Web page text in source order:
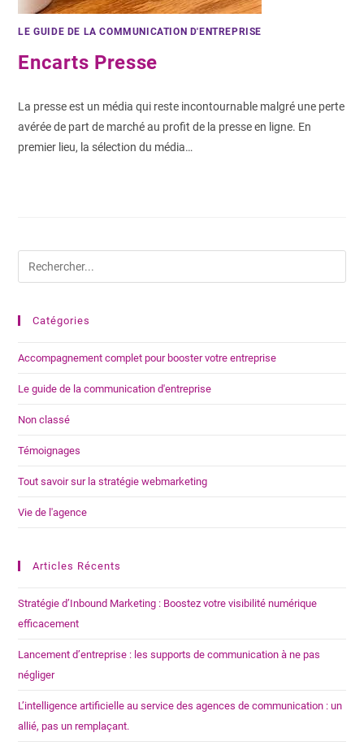
LE GUIDE DE LA COMMUNICATION D'ENTREPRISE
Encarts Presse
La presse est un média qui reste incontournable malgré une perte
avérée de part de marché au profit de la presse en ligne. En
premier lieu, la sélection du média…
Catégories
Accompagnement complet pour booster votre entreprise
Le guide de la communication d'entreprise
Non classé
Témoignages
Tout savoir sur la stratégie webmarketing
Vie de l'agence
Articles Récents
Stratégie d’Inbound Marketing : Boostez votre visibilité numérique
efficacement
Lancement d’entreprise : les supports de communication à ne pas
négliger
L’intelligence artificielle au service des agences de communication : un
allié, pas un remplaçant.